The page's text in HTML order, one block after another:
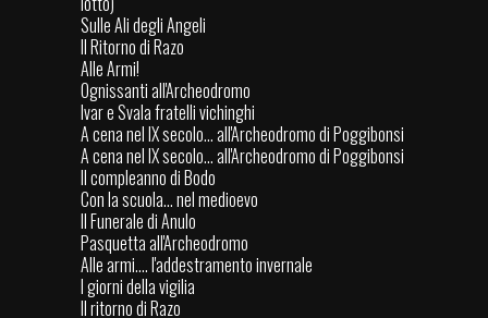
Sulle Ali degli Angeli
Il Ritorno di Razo
Alle Armi!
Ognissanti all'Archeodromo
Ivar e Svala fratelli vichinghi
A cena nel IX secolo... all'Archeodromo di Poggibonsi
A cena nel IX secolo... all'Archeodromo di Poggibonsi
Il compleanno di Bodo
Con la scuola… nel medioevo
Il Funerale di Anulo
Pasquetta all'Archeodromo
Alle armi.... l'addestramento invernale
I giorni della vigilia
Il ritorno di Razo